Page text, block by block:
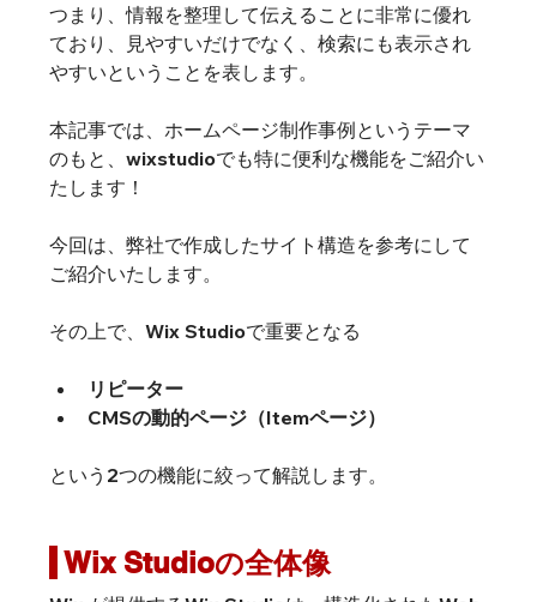
つまり、情報を整理して伝えることに非常に優れ
ており、見やすいだけでなく、検索にも表示され
やすいということを表します。
本記事では、ホームページ制作事例というテーマ
のもと、wixstudioでも特に便利な機能をご紹介い
たします！
今回は、弊社で作成したサイト構造を参考にして
ご紹介いたします。
その上で、Wix Studioで重要となる
リピーター
CMSの動的ページ（Itemページ）
という2つの機能に絞って解説します。
Wix Studioの全体像